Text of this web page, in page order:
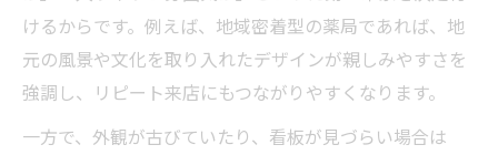
薬局のイメージは接遇や清潔感で決まる
薬局の雰囲気作りが選ばれる理由につなが
る
薬局のスタッフ対応がイメージ向上の鍵
けるからです。例えば、地域密着型の薬局であれば、地
元の風景や文化を取り入れたデザインが親しみやすさを
強調し、リピート来店にもつながりやすくなります。
一方で、外観が古びていたり、看板が見づらい場合は